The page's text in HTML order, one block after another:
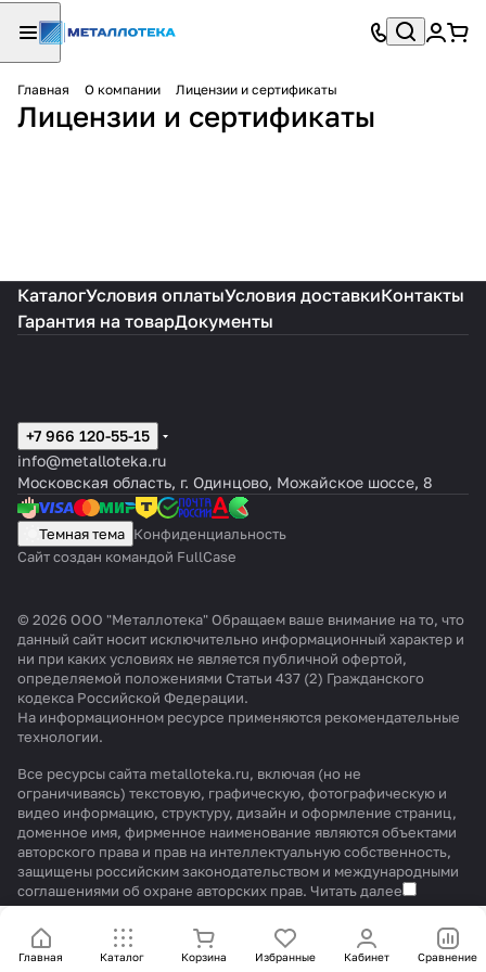
Главная О компании Лицензии и сертификаты
Лицензии и сертификаты
Главная Каталог Корзина Избранные Кабинет Сравнение
КаталогУсловия оплатыУсловия доставкиКонтакты
Гарантия на товарДокументы
+7 966 120-55-15
info@metalloteka.ru
Московская область, г. Одинцово, Можайское шоссе, 8
Темная тема Конфиденциальность
Сайт создан командой FullCase
© 2026 ООО "Металлотека" Обращаем ваше внимание на то, что
данный сайт носит исключительно информационный характер и
ни при каких условиях не является публичной офертой,
определяемой положениями Статьи 437 (2) Гражданского
кодекса Российской Федерации.
На информационном ресурсе применяются рекомендательные
технологии.
Все ресурсы сайта metalloteka.ru, включая (но не
ограничиваясь) текстовую, графическую, фотографическую и
видео информацию, структуру, дизайн и оформление страниц,
доменное имя, фирменное наименование являются объектами
авторского права и прав на интеллектуальную собственность,
защищены российским законодательством и международными
соглашениями об охране авторских прав. Читать далее